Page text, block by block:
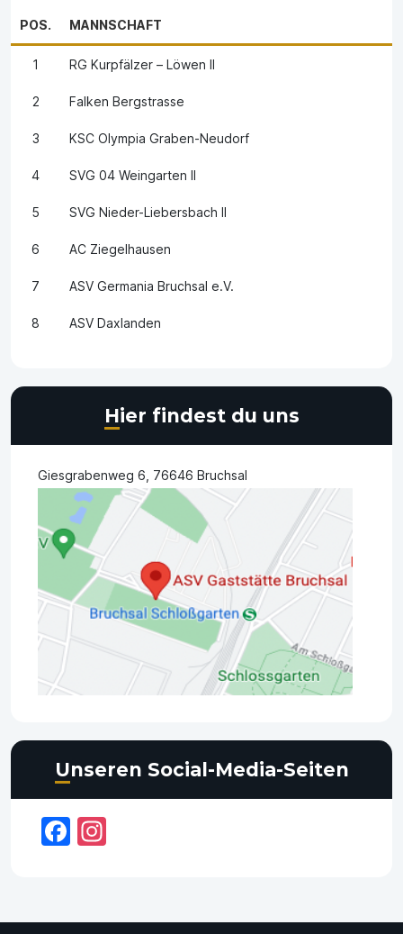
POS. MANNSCHAFT
1 RG Kurpfälzer – Löwen II
2 Falken Bergstrasse
3 KSC Olympia Graben-Neudorf
4 SVG 04 Weingarten II
5 SVG Nieder-Liebersbach II
6 AC Ziegelhausen
7 ASV Germania Bruchsal e.V.
8 ASV Daxlanden
Hier findest du uns
Giesgrabenweg 6, 76646 Bruchsal
Unseren Social-Media-Seiten
Facebook